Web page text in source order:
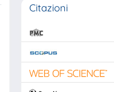
Citazioni